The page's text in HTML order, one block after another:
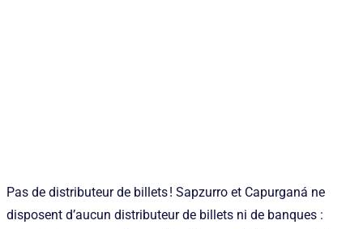
Pas de distributeur de billets ! Sapzurro et Capurganá ne
disposent d’aucun distributeur de billets ni de banques :